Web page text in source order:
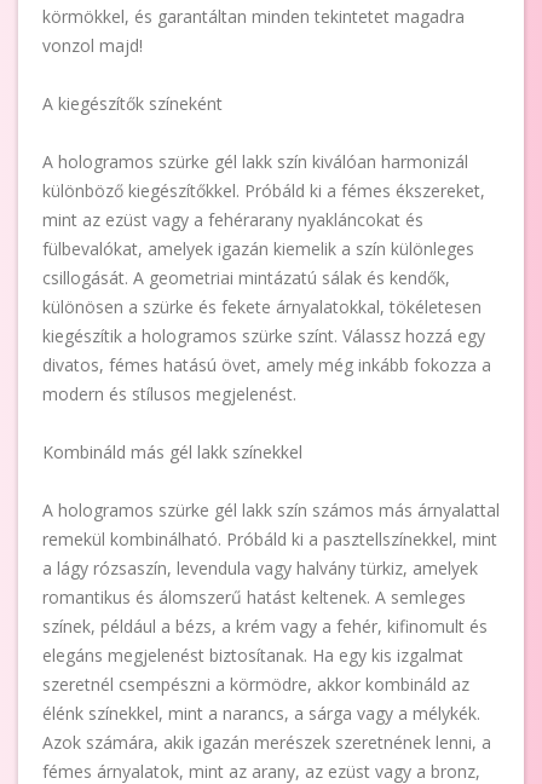
körmökkel, és garantáltan minden tekintetet magadra
vonzol majd!
A kiegészítők színeként
A hologramos szürke gél lakk szín kiválóan harmonizál
különböző kiegészítőkkel. Próbáld ki a fémes ékszereket,
mint az ezüst vagy a fehérarany nyakláncokat és
fülbevalókat, amelyek igazán kiemelik a szín különleges
csillogását. A geometriai mintázatú sálak és kendők,
különösen a szürke és fekete árnyalatokkal, tökéletesen
kiegészítik a hologramos szürke színt. Válassz hozzá egy
divatos, fémes hatású övet, amely még inkább fokozza a
modern és stílusos megjelenést.
Kombináld más gél lakk színekkel
A hologramos szürke gél lakk szín számos más árnyalattal
remekül kombinálható. Próbáld ki a pasztellszínekkel, mint
a lágy rózsaszín, levendula vagy halvány türkiz, amelyek
romantikus és álomszerű hatást keltenek. A semleges
színek, például a bézs, a krém vagy a fehér, kifinomult és
elegáns megjelenést biztosítanak. Ha egy kis izgalmat
szeretnél csempészni a körmödre, akkor kombináld az
élénk színekkel, mint a narancs, a sárga vagy a mélykék.
Azok számára, akik igazán merészek szeretnének lenni, a
fémes árnyalatok, mint az arany, az ezüst vagy a bronz,